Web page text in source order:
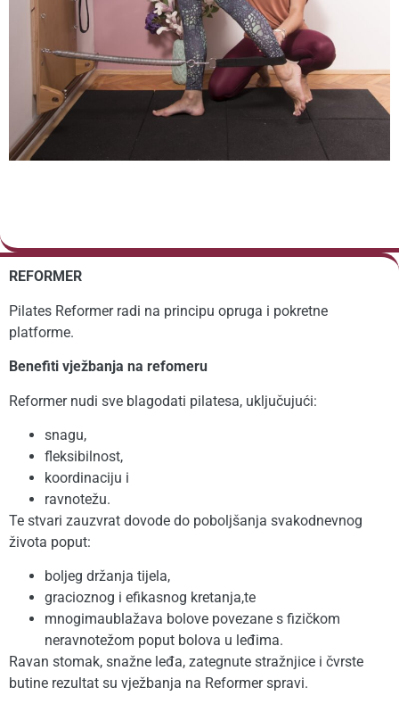
REFORMER
Pilates Reformer radi na principu opruga i pokretne
platforme.
Benefiti vježbanja na refomeru
Reformer nudi sve blagodati pilatesa, uključujući:
snagu,
fleksibilnost,
koordinaciju i
ravnotežu.
Te stvari zauzvrat dovode do poboljšanja svakodnevnog
života poput:
boljeg držanja tijela,
gracioznog i efikasnog kretanja,te
mnogimaublažava bolove povezane s fizičkom
neravnotežom poput bolova u leđima.
Ravan stomak, snažne leđa, zategnute stražnjice i čvrste
butine rezultat su vježbanja na Reformer spravi.